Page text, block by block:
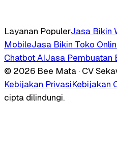
Layanan PopulerJasa Bikin
MobileJasa Bikin Toko
Chatbot AIJasa Pembuatan
© 2026 Bee Mata · CV
Kebijakan PrivasiKebijakan
cipta dilindungi.